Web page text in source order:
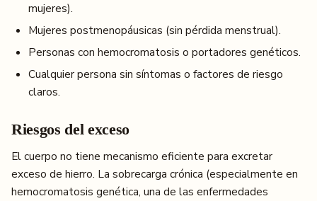
mujeres).
Mujeres postmenopáusicas (sin pérdida menstrual).
Personas con hemocromatosis o portadores genéticos.
Cualquier persona sin síntomas o factores de riesgo
claros.
Riesgos del exceso
El cuerpo no tiene mecanismo eficiente para excretar
exceso de hierro. La sobrecarga crónica (especialmente en
hemocromatosis genética, una de las enfermedades